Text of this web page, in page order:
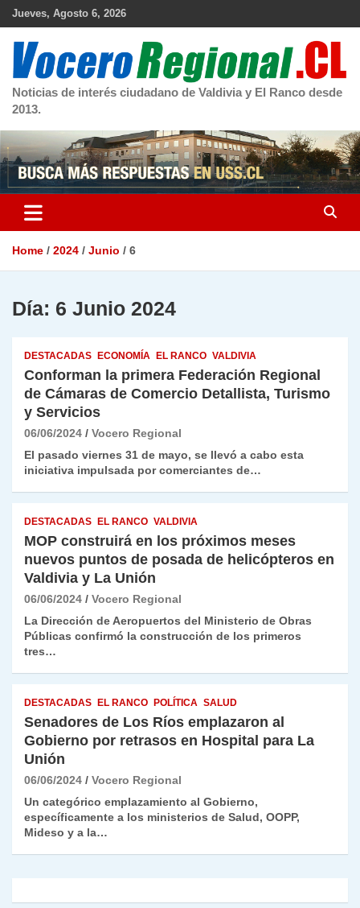
Skip
Jueves, Agosto 6, 2026
Noticias de interés ciudadano de Valdivia y El Ranco desde
2013.
Home 2024 Junio 6
Día: 6 Junio 2024
DESTACADAS ECONOMÍA EL RANCO VALDIVIA
Conforman la primera Federación Regional
de Cámaras de Comercio Detallista, Turismo
y Servicios
06/06/2024
Vocero Regional
El pasado viernes 31 de mayo, se llevó a cabo esta
iniciativa impulsada por comerciantes de…
DESTACADAS EL RANCO VALDIVIA
MOP construirá en los próximos meses
nuevos puntos de posada de helicópteros en
Valdivia y La Unión
06/06/2024
Vocero Regional
La Dirección de Aeropuertos del Ministerio de Obras
Públicas confirmó la construcción de los primeros
tres…
DESTACADAS EL RANCO POLÍTICA SALUD
Senadores de Los Ríos emplazaron al
Gobierno por retrasos en Hospital para La
Unión
06/06/2024
Vocero Regional
Un categórico emplazamiento al Gobierno,
específicamente a los ministerios de Salud, OOPP,
Mideso y a la…